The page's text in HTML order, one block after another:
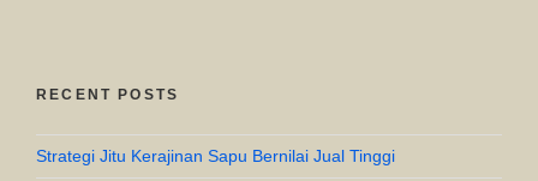
RECENT POSTS
Strategi Jitu Kerajinan Sapu Bernilai Jual Tinggi